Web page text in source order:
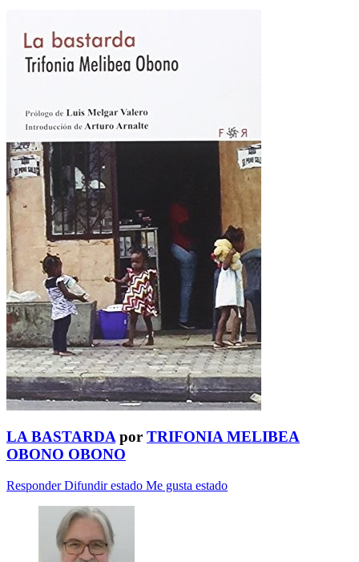
LA BASTARDApor TRIFONIA MELIBEA
OBONO OBONO
Responder Difundir estado Me gusta estado